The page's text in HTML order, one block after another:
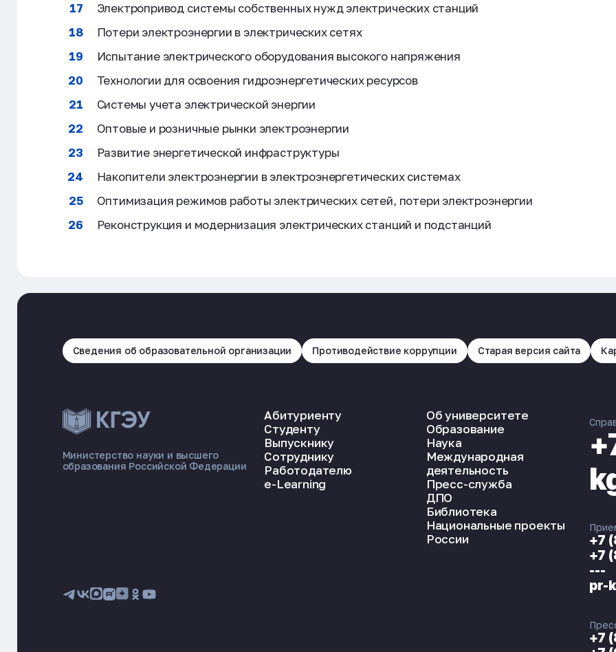
Электропривод системы собственных нужд электрических станций
Потери электроэнергии в электрических сетях
Испытание электрического оборудования высокого напряжения
Технологии для освоения гидроэнергетических ресурсов
Системы учета электрической энергии
Оптовые и розничные рынки электроэнергии
Развитие энергетической инфраструктуры
Накопители электроэнергии в электроэнергетических системах
Оптимизация режимов работы электрических сетей, потери электроэнергии
Реконструкция и модернизация электрических станций и подстанций
Сведения об образовательной организации Противодействие коррупции Старая версия сайта
Министерство науки и высшего
образования Российской Федерации
Абитуриенту
Студенту
Выпускнику
Сотруднику
Работодателю
e-Learning
Об университете
Образование
Наука
Международная
деятельность
Пресс-служба
ДПО
Библиотека
Национальные проекты
России
+7
+7
---
pr-
+7